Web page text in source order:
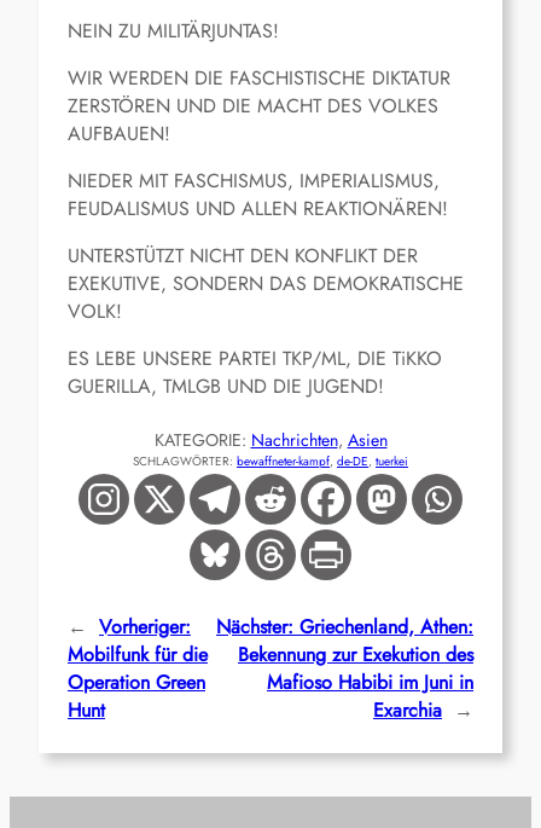
NEIN ZU MILITÄRJUNTAS!
WIR WERDEN DIE FASCHISTISCHE DIKTATUR
ZERSTÖREN UND DIE MACHT DES VOLKES
AUFBAUEN!
NIEDER MIT FASCHISMUS, IMPERIALISMUS,
FEUDALISMUS UND ALLEN REAKTIONÄREN!
UNTERSTÜTZT NICHT DEN KONFLIKT DER
EXEKUTIVE, SONDERN DAS DEMOKRATISCHE
VOLK!
ES LEBE UNSERE PARTEI TKP/ML, DIE TiKKO
GUERILLA, TMLGB UND DIE JUGEND!
KATEGORIE: Nachrichten, Asien
SCHLAGWÖRTER: bewaffneter-kampf, de-DE, tuerkei
← Vorheriger:
Mobilfunk für die
Operation Green
Hunt
Nächster: Griechenland, Athen:
Bekennung zur Exekution des
Mafioso Habibi im Juni in
Exarchia →